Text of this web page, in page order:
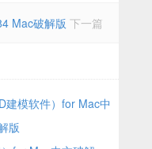
Mac破解版 下一篇
建模软件）for Mac中
版